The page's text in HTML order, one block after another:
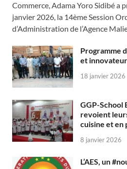
Commerce, Adama Yoro Sidibé a
janvier 2026, la 14ème Session
d’Administration de l’Agence
Programme
et
18 janvier 2026
GGP-School
revoient
cuisine et en
8 janvier 2026
L’AES, un